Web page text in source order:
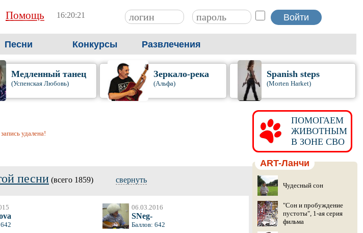
Помощь 16:20:22
Песни Конкурсы Развлечения
Медленный танец
(Успенская Любовь)
Зеркало-река
(Альфа)
Spanish steps
(Morten Harket)
удалена!
песни (всего 1859) свернуть
06.03.2016
SNeg-
Баллов: 642
ПОМОГАЕМ
ЖИВОТНЫМ
В ЗОНЕ СВО
ART-Ланчи
Чудесный сон
"Сон и пробуждение
пустоты", 1-ая серия
фильма